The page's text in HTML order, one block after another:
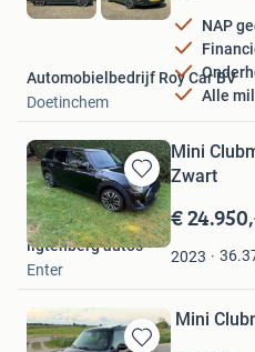
NAP
Alle
Automobielbedrijf Roy Car BV
Doetinchem
Bewaren
in
Mijn
Favorieten
Mini
Zwart
€
2023
ligtenberg auto’s
Enter
Mini